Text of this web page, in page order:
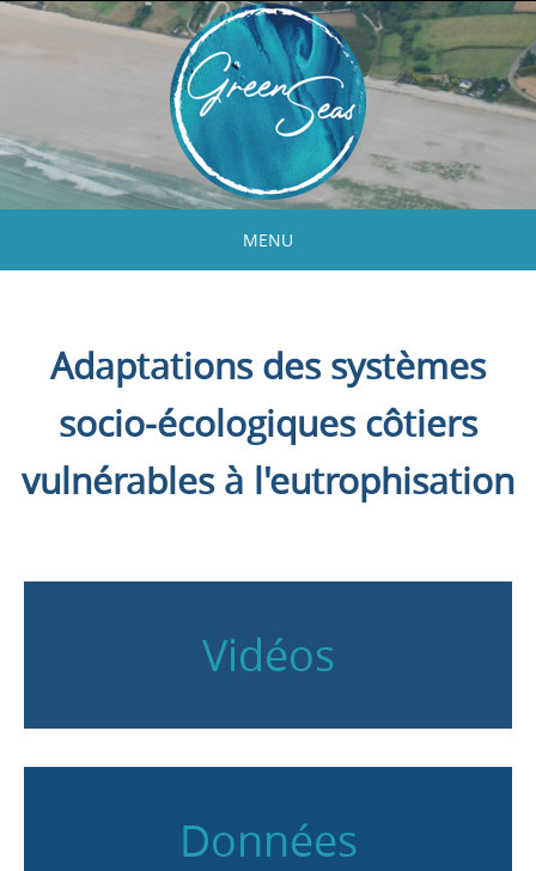
Skip
MENU
contentAdaptations des systèmes
socio-écologiques côtiers
vulnérables à l'eutrophisation
Vidéos
Données